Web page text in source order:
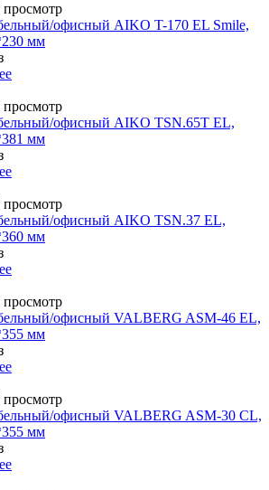
офисный AIKO T-170 EL Smile,
мм
офисный AIKO TSN.65T EL,
мм
офисный AIKO TSN.37 EL,
мм
офисный VALBERG ASM-46 EL,
мм
офисный VALBERG ASM-30 CL,
мм